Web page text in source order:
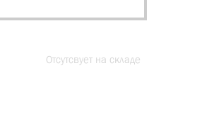
Отсутсвует на складе